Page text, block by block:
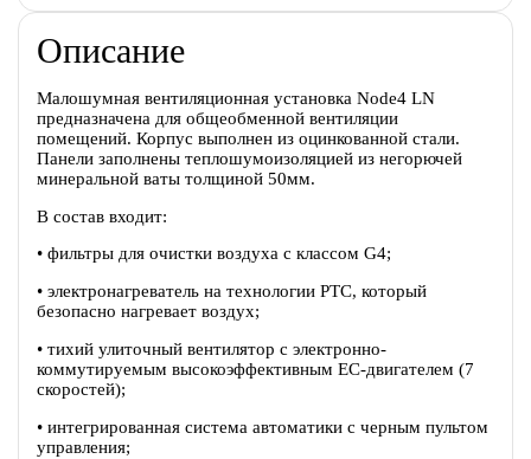
Описание
Малошумная вентиляционная установка Node4 LN
предназначена для общеобменной вентиляции
помещений. Корпус выполнен из оцинкованной стали.
Панели заполнены теплошумоизоляцией из негорючей
минеральной ваты толщиной 50мм.
В состав входит:
• фильтры для очистки воздуха с классом G4;
• электронагреватель на технологии PTC, который
безопасно нагревает воздух;
• тихий улиточный вентилятор c электронно-
коммутируемым высокоэффективным EC-двигателем (7
скоростей);
• интегрированная система автоматики с черным пультом
управления;